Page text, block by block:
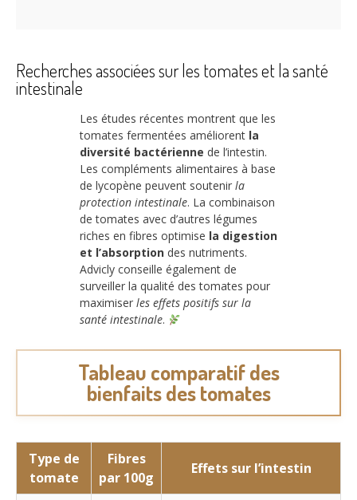
Recherches associées sur les tomates et la santé
intestinale
Les études récentes montrent que les
tomates fermentées améliorent la
diversité bactérienne de l’intestin.
Les compléments alimentaires à base
de lycopène peuvent soutenir la
protection intestinale. La combinaison
de tomates avec d’autres légumes
riches en fibres optimise la digestion
et l’absorption des nutriments.
Advicly conseille également de
surveiller la qualité des tomates pour
maximiser les effets positifs sur la
santé intestinale.
Tableau comparatif des
bienfaits des tomates
Type de
tomate
Fibres
par 100g
Effets sur l’intestin